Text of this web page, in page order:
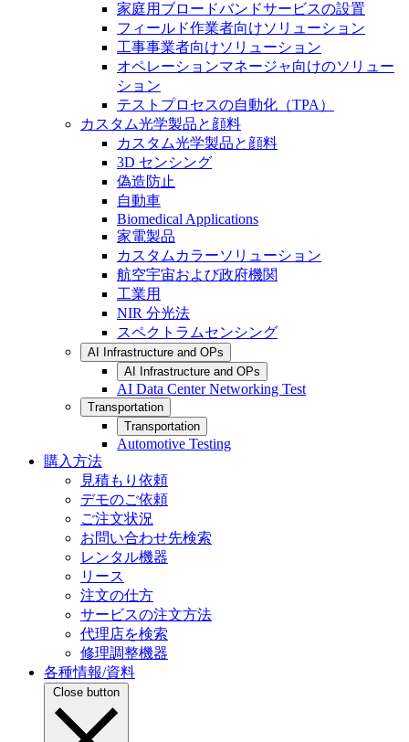
家庭用ブロードバンドサービスの設置
フィールド作業者向けソリューション
工事事業者向けソリューション
オペレーションマネージャ向けのソリュー
ション
テストプロセスの自動化（TPA）
カスタム光学製品と顔料
カスタム光学製品と顔料
3D センシング
偽造防止
自動車
Biomedical Applications
家電製品
カスタムカラーソリューション
航空宇宙および政府機関
工業用
NIR 分光法
スペクトラムセンシング
AI Infrastructure and OPs
AI Infrastructure and OPs
AI Data Center Networking Test
Transportation
Transportation
Automotive Testing
購入方法
見積もり依頼
デモのご依頼
ご注文状況
お問い合わせ先検索
レンタル機器
リース
注文の仕方
サービスの注文方法
代理店を検索
修理調整機器
各種情報/資料
Close button